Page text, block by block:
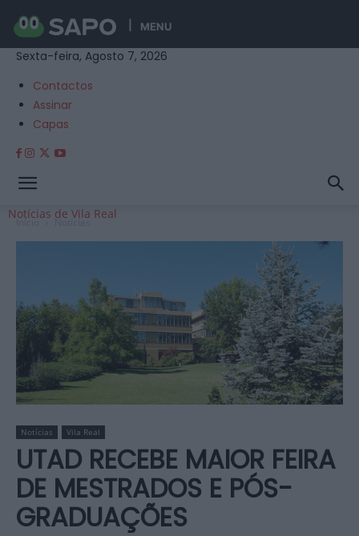
MENU
Sexta-feira, Agosto 7, 2026
Contactos
Assinar
Capas
Notícias de Vila Real
Início Notícias
Notícias Vila Real
UTAD RECEBE MAIOR FEIRA
DE MESTRADOS E PÓS-
GRADUAÇÕES